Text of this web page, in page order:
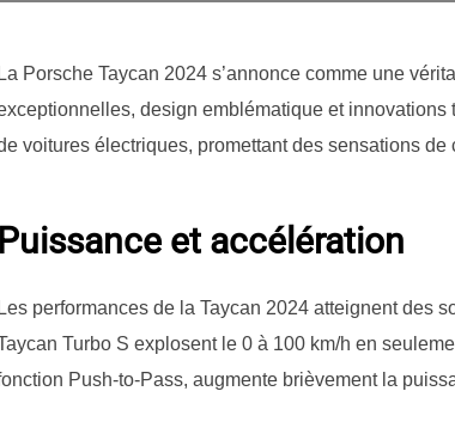
La Porsche Taycan 2024 s’annonce comme une
design emblématique et
voitures électriques, promettant des sensations de
Puissance et accélération
Les performances de la Taycan 2024 atteignent des
Turbo S explosent le 0 à 100 km/h en
Push-to-Pass, augmente brièvement la